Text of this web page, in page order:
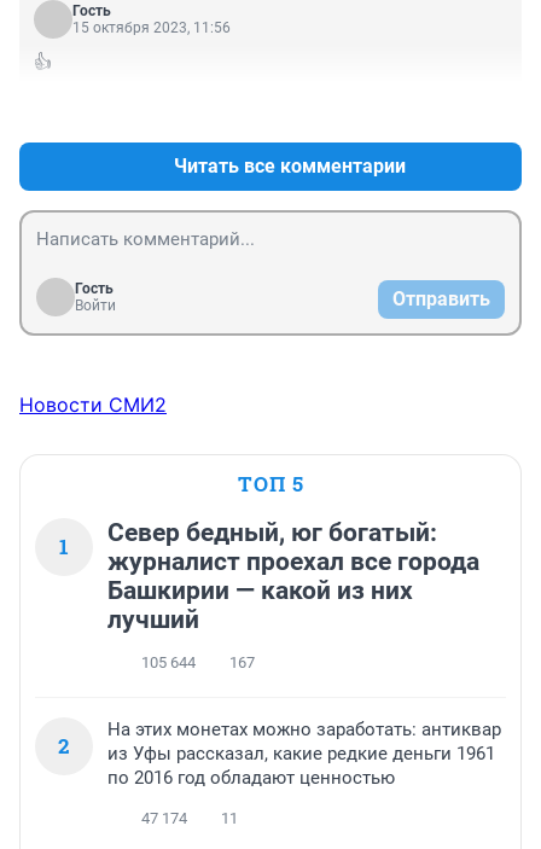
Гость
15 октября 2023, 11:56
👍
Читать все комментарии
Гость
Войти
Отправить
Новости СМИ2
ТОП 5
1
Север бедный, юг богатый:
журналист проехал все города
Башкирии — какой из них
лучший
105 644 167
2
На этих монетах можно заработать: антиквар
из Уфы рассказал, какие редкие деньги 1961
по 2016 год обладают ценностью
47 174 11